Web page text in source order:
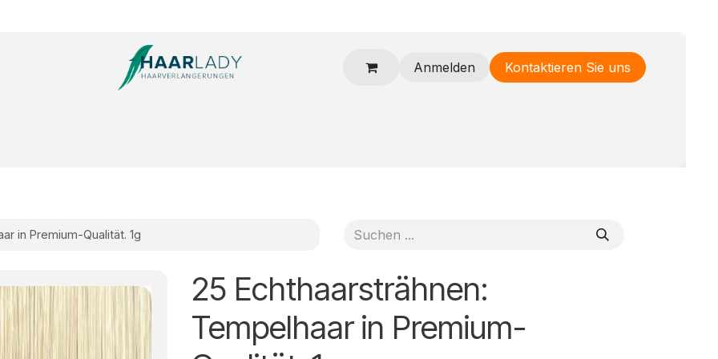
Anmelden
Kontaktieren Sie uns
in Premium-Qualität. 1g
25 Echthaarsträhnen:
Tempelhaar in Premium-